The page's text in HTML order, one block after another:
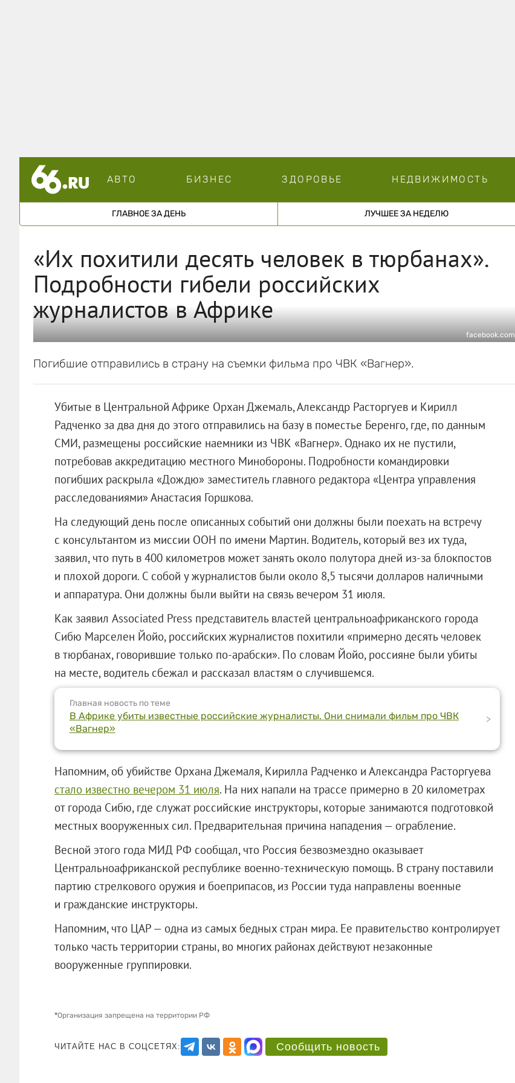
АВТО БИЗНЕС ЗДОРОВЬЕ НЕДВИЖИМОСТЬ
ГЛАВНОЕ ЗА ДЕНЬ ЛУЧШЕЕ ЗА НЕДЕЛЮ
«Их похитили десять человек в тюрбанах».
Подробности гибели российских
журналистов в Африке
facebook.com
Погибшие отправились в страну на съемки фильма про ЧВК «Вагнер».
Убитые в Центральной Африке Орхан Джемаль, Александр Расторгуев и Кирилл
Радченко за два дня до этого отправились на базу в поместье Беренго, где, по данным
СМИ, размещены российские наемники из ЧВК «Вагнер». Однако их не пустили,
потребовав аккредитацию местного Минобороны. Подробности командировки
погибших раскрыла «Дождю» заместитель главного редактора «Центра управления
расследованиями» Анастасия Горшкова.
На следующий день после описанных событий они должны были поехать на встречу
с консультантом из миссии ООН по имени Мартин. Водитель, который вез их туда,
заявил, что путь в 400 километров может занять около полутора дней из-за блокпостов
и плохой дороги. С собой у журналистов были около 8,5 тысячи долларов наличными
и аппаратура. Они должны были выйти на связь вечером 31 июля.
Как заявил Associated Press представитель властей центральноафриканского города
Сибю Марселен Йойо, российских журналистов похитили «примерно десять человек
в тюрбанах, говорившие только по-арабски». По словам Йойо, россияне были убиты
на месте, водитель сбежал и рассказал властям о случившемся.
Главная новость по теме
В Африке убиты известные российские журналисты. Они снимали фильм про ЧВК
«Вагнер»
>
Напомним, об убийстве Орхана Джемаля, Кирилла Радченко и Александра Расторгуева
стало известно вечером 31 июля. На них напали на трассе примерно в 20 километрах
от города Сибю, где служат российские инструкторы, которые занимаются подготовкой
местных вооруженных сил. Предварительная причина нападения — ограбление.
Весной этого года МИД РФ сообщал, что Россия безвозмездно оказывает
Центральноафриканской республике военно-техническую помощь. В страну поставили
партию стрелкового оружия и боеприпасов, из России туда направлены военные
и гражданские инструкторы.
Напомним, что ЦАР — одна из самых бедных стран мира. Ее правительство контролирует
только часть территории страны, во многих районах действуют незаконные
вооруженные группировки.
*Организация запрещена на территории РФ
ЧИТАЙТЕ НАС В СОЦСЕТЯХ: Сообщить новость